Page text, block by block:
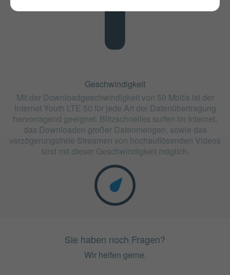
Geschwindigkeit
Mit der Downloadgeschwindigkeit von 50 Mbit/s ist der
Internet Youth LTE 50 für jede Art der Datenübertragung
hervorragend geeignet. Blitzschnelles surfen im Internet,
das Downloaden großer Datenmengen, sowie das
verzögerungsfreie Streamen von hochauflösenden Videos
sind mit dieser Geschwindigkeit möglich.
Sie haben noch Fragen?
Wir helfen gerne.